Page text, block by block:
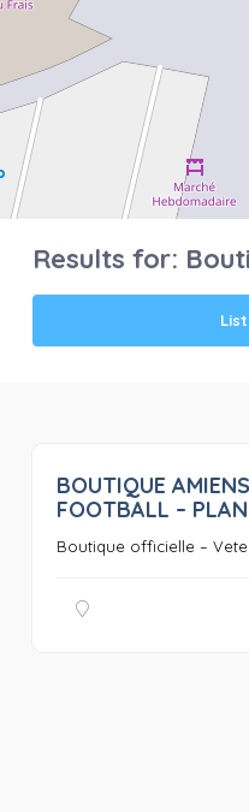
Results for:
BOUTIQUE
FOOTBALL –
Boutique officielle –